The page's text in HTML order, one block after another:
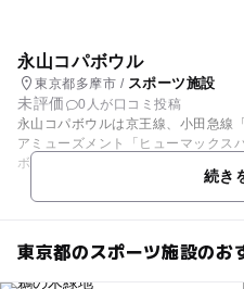
永山コパボウル
東京都多摩市 / スポーツ施設
未評価
0人が口コミ投稿
永山コパボウルは京王線、小田急線
アミューズメント「ヒューマックス
ボウリングが初めてのお子さんも楽
（溝なし）にすることが出来ます。
軽く、指を入れる箇所は5つ穴なの
す。 同じ建物内には永山健康ランド
んだ後、大きなお風呂に入るのも楽
グと竹の湯での宴会を合わせたプラ
続き
東京都のスポーツ施設のお